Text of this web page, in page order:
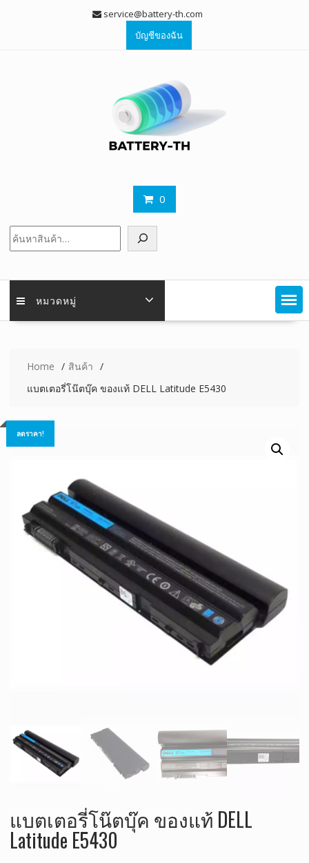
service@battery-th.com
บัญชีของฉัน
0
หมวดหมู่
Home
สินค้า
แบตเตอรี่โน๊ตบุ๊ค ของแท้ DELL Latitude E5430
ลดราคา!
แบตเตอรี่โน๊ตบุ๊ค ของแท้ DELL
Latitude E5430